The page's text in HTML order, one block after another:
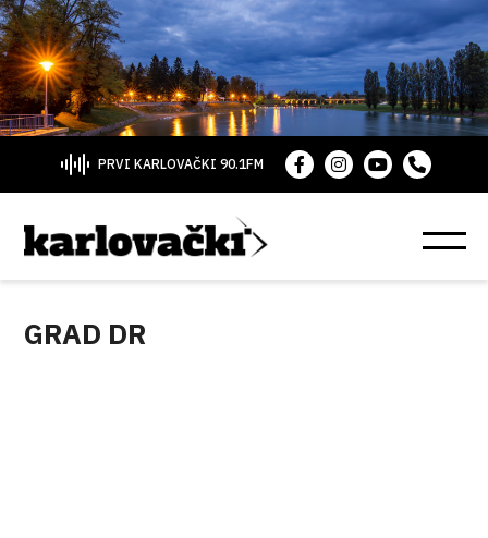
PRVI KARLOVAČKI 90.1FM
GRAD DR